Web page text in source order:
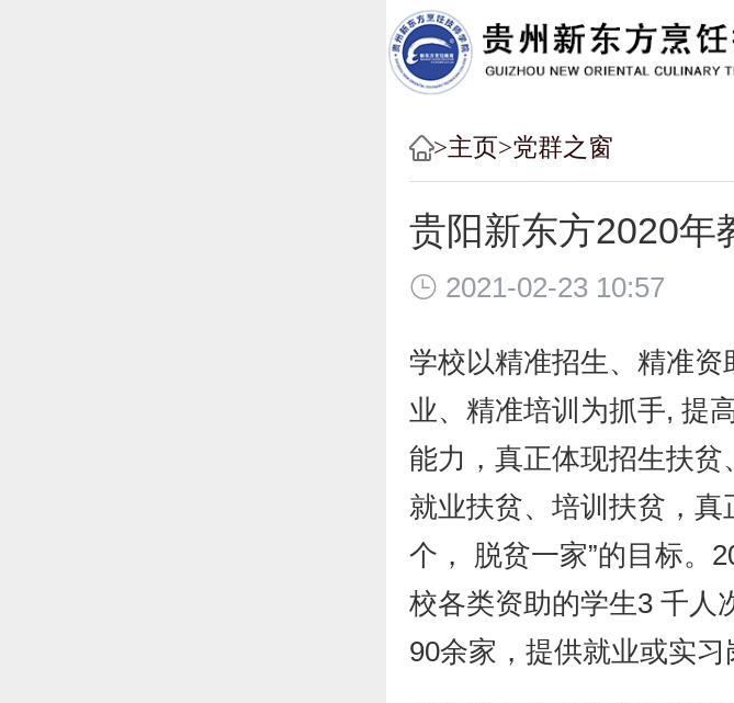
主页 党群之窗
贵阳新东方2020年
2021-02-23 10:57
学校以精准招生、精准
业、精准培训为抓手, 提
能力，真正体现招生扶贫
就业扶贫、培训扶贫，真
个， 脱贫一家”的目标。
校各类资助的学生3 千人
90余家，提供就业或实习